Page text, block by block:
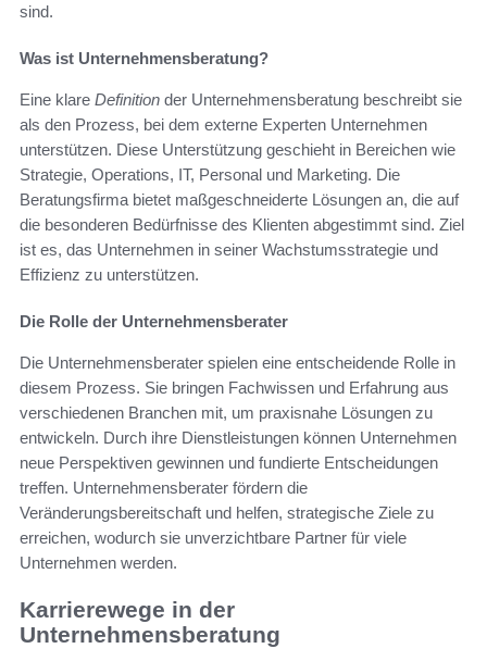
sind.
Was ist Unternehmensberatung?
Eine klare Definition der Unternehmensberatung beschreibt sie
als den Prozess, bei dem externe Experten Unternehmen
unterstützen. Diese Unterstützung geschieht in Bereichen wie
Strategie, Operations, IT, Personal und Marketing. Die
Beratungsfirma bietet maßgeschneiderte Lösungen an, die auf
die besonderen Bedürfnisse des Klienten abgestimmt sind. Ziel
ist es, das Unternehmen in seiner Wachstumsstrategie und
Effizienz zu unterstützen.
Die Rolle der Unternehmensberater
Die Unternehmensberater spielen eine entscheidende Rolle in
diesem Prozess. Sie bringen Fachwissen und Erfahrung aus
verschiedenen Branchen mit, um praxisnahe Lösungen zu
entwickeln. Durch ihre Dienstleistungen können Unternehmen
neue Perspektiven gewinnen und fundierte Entscheidungen
treffen. Unternehmensberater fördern die
Veränderungsbereitschaft und helfen, strategische Ziele zu
erreichen, wodurch sie unverzichtbare Partner für viele
Unternehmen werden.
Karrierewege in der
Unternehmensberatung